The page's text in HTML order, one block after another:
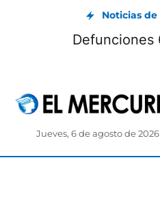
Noticias
102 años, migrante